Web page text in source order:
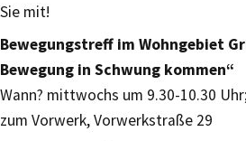
Sie mit!
Bewegungstreff im Wohngebiet
Bewegung in Schwung kommen“
Wann? mittwochs um 9.30-10.30
zum Vorwerk, Vorwerkstraße 29